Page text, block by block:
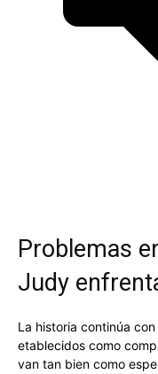
Problemas
Judy
La historia continúa
etablecidos como
van tan bien como